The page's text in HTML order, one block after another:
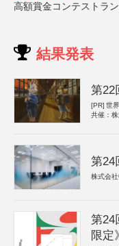
高額賞金コンテストラ
結果発表
第22
[PR] 世
共催：
第24
株式会
第24
限定》